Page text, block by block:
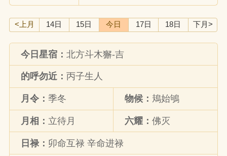
<上月 14日 15日 今日 17日 18日 下月>
今日星宿：北方斗木獬-吉
的呼勿近：丙子生人
月令：季冬 物候：鳺始鴝
月相： 立待月 六耀：佛灭
日禄： 卯命互禄 辛命进禄